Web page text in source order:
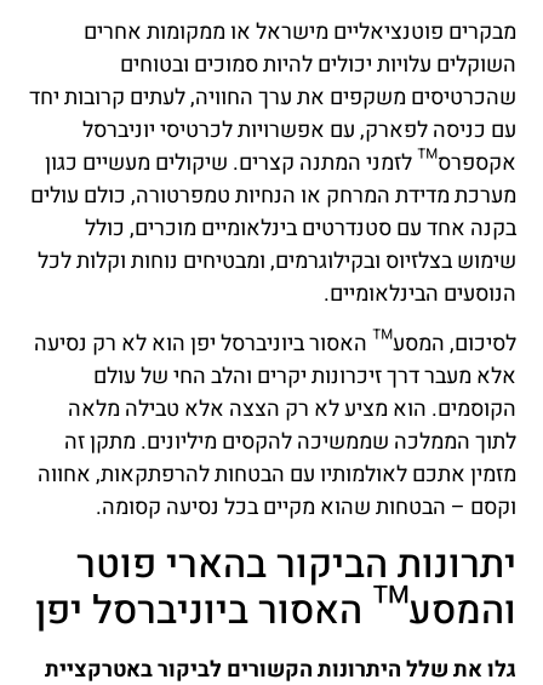
מבקרים פוטנציאליים מישראל או ממקומות אחרים
השוקלים עלויות יכולים להיות סמוכים ובטוחים
שהכרטיסים משקפים את ערך החוויה, לעתים קרובות יחד
עם כניסה לפארק, עם אפשרויות לכרטיסי יוניברסל
אקספרס™ לזמני המתנה קצרים. שיקולים מעשיים כגון
מערכת מדידת המרחק או הנחיות טמפרטורה, כולם עולים
בקנה אחד עם סטנדרטים בינלאומיים מוכרים, כולל
שימוש בצלזיוס ובקילוגרמים, ומבטיחים נוחות וקלות לכל
הנוסעים הבינלאומיים.
לסיכום, המסע™ האסור ביוניברסל יפן הוא לא רק נסיעה
אלא מעבר דרך זיכרונות יקרים והלב החי של עולם
הקוסמים. הוא מציע לא רק הצצה אלא טבילה מלאה
לתוך הממלכה שממשיכה להקסים מיליונים. מתקן זה
מזמין אתכם לאולמותיו עם הבטחות להרפתקאות, אחווה
וקסם – הבטחות שהוא מקיים בכל נסיעה קסומה.
יתרונות הביקור בהארי פוטר
והמסע™ האסור ביוניברסל יפן
גלו את שלל היתרונות הקשורים לביקור באטרקציית